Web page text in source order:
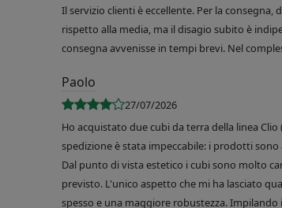
Il servizio clienti è eccellente. Per la
rispetto alla media, ma il disagio subito è
consegna avvenisse in tempi brevi. Nel
Paolo
27/07/2026
Ho acquistato due cubi da terra della linea
spedizione è stata impeccabile: i prodotti
Dal punto di vista estetico i cubi sono molto
previsto. L'unico aspetto che mi ha lasciato
spesso e una maggiore robustezza.